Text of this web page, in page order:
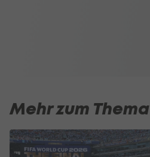
Mehr zum Thema